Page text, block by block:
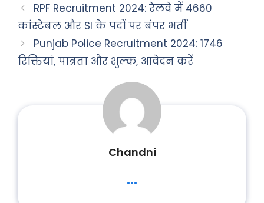
RPF Recruitment 2024: रेलवे में 4660
कांस्टेबल और SI के पदों पर बंपर भर्ती
Punjab Police Recruitment 2024: 1746
रिक्तियां, पात्रता और शुल्क, आवेदन करें
Chandni
...